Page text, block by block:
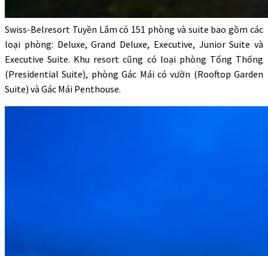
Swiss-Belresort Tuyền Lâm có 151 phòng và suite bao gồm các
loại phòng: Deluxe, Grand Deluxe, Executive, Junior Suite và
Executive Suite. Khu resort cũng có loại phòng Tổng Thống
(Presidential Suite), phòng Gác Mái có vườn (Rooftop Garden
Suite) và Gác Mái Penthouse.